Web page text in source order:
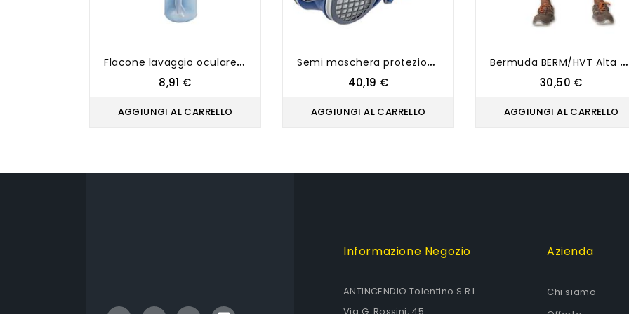
F
lacone lavaggio oculare 500ml VUOTO
Prezzo
8,91 €
AGGIUNGI AL CARRELLO
S
emi maschera protezione in gomma con filtri sostituibili riutilizzabile - GVS Elipse
Prezzo
40,19 €
AGGIUNGI AL CARRELLO
B
ermuda BERM/HVT Alta Visibilità Estiva Arancio - LOGICA
Prezzo
30,50 €
AGGIUNGI AL CARRELLO
Informazione Negozio
ANTINCENDIO Tolentino S.R.L.
Azienda
Chi siamo